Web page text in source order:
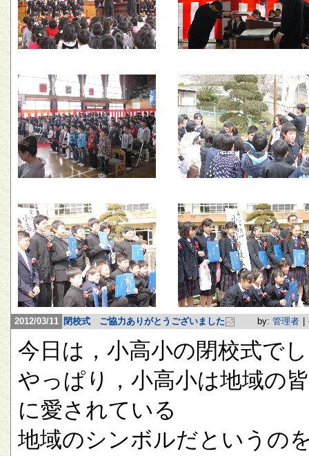
2012/03/11 閉校式 ご協力ありがとうございました by: 管理者
今日は，小高小の閉校式で
やっぱり，小高小は地域の
に愛されている
地域のシンボルだというの